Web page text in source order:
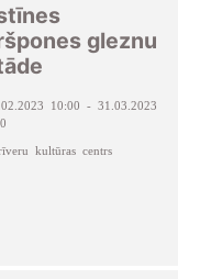
gleznu
10:00 - 31.03.2023
kultūras centrs